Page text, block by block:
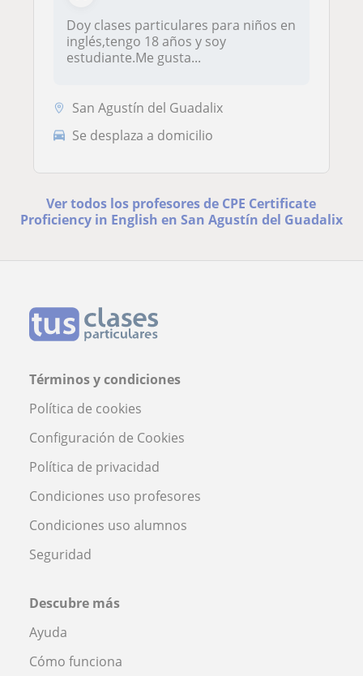
Doy clases particulares para niños en
inglés,tengo 18 años y soy
estudiante.Me gusta...
San Agustín del Guadalix
Se desplaza a domicilio
Ver todos los profesores de CPE Certificate
Proficiency in English en San Agustín del Guadalix
Términos y condiciones
Política de cookies
Configuración de Cookies
Política de privacidad
Condiciones uso profesores
Condiciones uso alumnos
Seguridad
Descubre más
Ayuda
Cómo funciona